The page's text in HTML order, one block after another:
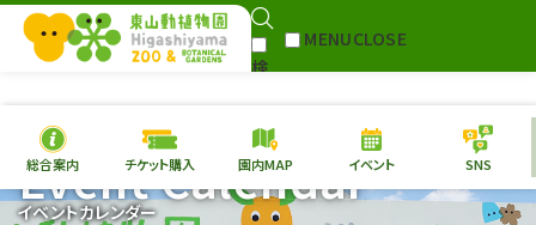
検
MENUCLOSE
本日の開園情報 チケ
総合案内 チケット購入 園内MAP イベント SNS
イベントカレンダー
Event Calendar